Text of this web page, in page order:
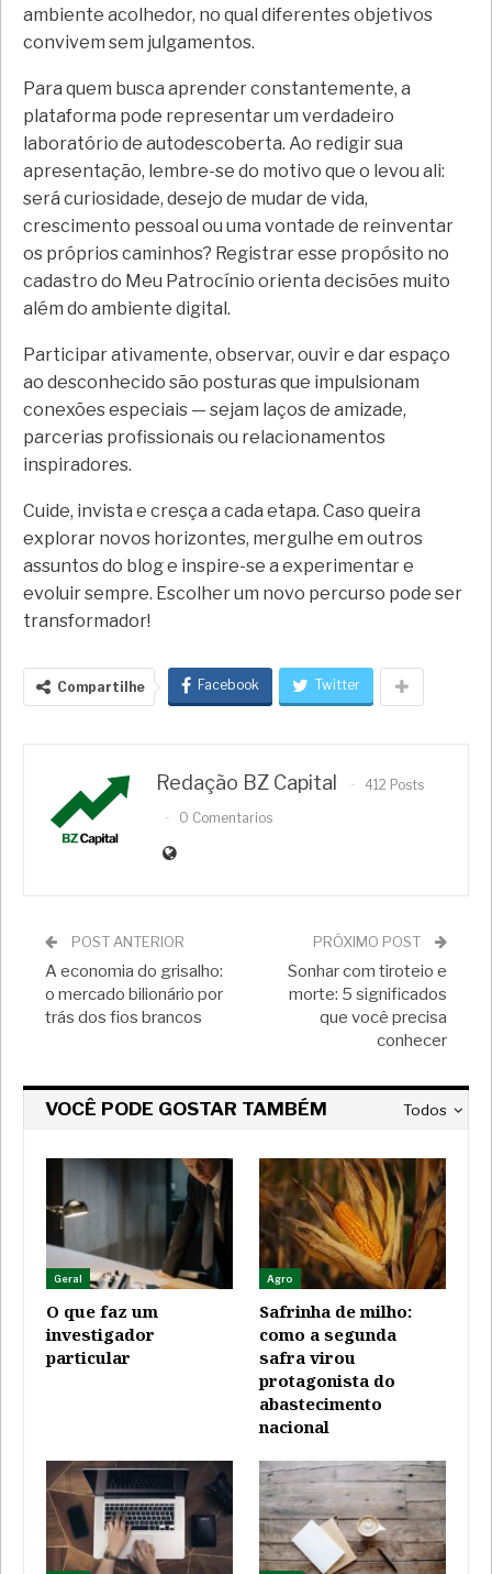
ambiente acolhedor, no qual diferentes objetivos
convivem sem julgamentos.
Para quem busca aprender constantemente, a
plataforma pode representar um verdadeiro
laboratório de autodescoberta. Ao redigir sua
apresentação, lembre-se do motivo que o levou ali:
será curiosidade, desejo de mudar de vida,
crescimento pessoal ou uma vontade de reinventar
os próprios caminhos? Registrar esse propósito no
cadastro do Meu Patrocínio orienta decisões muito
além do ambiente digital.
Participar ativamente, observar, ouvir e dar espaço
ao desconhecido são posturas que impulsionam
conexões especiais — sejam laços de amizade,
parcerias profissionais ou relacionamentos
inspiradores.
Cuide, invista e cresça a cada etapa. Caso queira
explorar novos horizontes, mergulhe em outros
assuntos do blog e inspire-se a experimentar e
evoluir sempre. Escolher um novo percurso pode ser
transformador!
Compartilhe Facebook Twitter
Redação BZ Capital
412 Posts
0 Comentarios
POST ANTERIOR
A economia do grisalho:
o mercado bilionário por
trás dos fios brancos
PRÓXIMO POST
Sonhar com tiroteio e
morte: 5 significados
que você precisa
conhecer
Todos
VOCÊ PODE GOSTAR TAMBÉM
Geral
O que faz um
investigador
particular
Agro
Safrinha de milho:
como a segunda
safra virou
protagonista do
abastecimento
nacional